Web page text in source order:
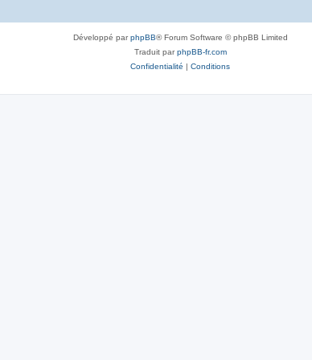
Développé parphpBB® Forum Software © phpBB Limited
Traduit parphpBB-fr.com
Confidentialité | Conditions